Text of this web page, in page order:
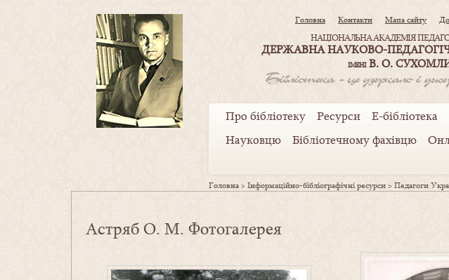
Головна Контакти Мапа сайту
НАЦІОНАЛЬНА АКАДЕМІЯ
ДЕРЖАВНА НАУКОВО-
ІМЕНІВ. О.
Про бібліотеку Ресурси Е-бібліотека
Науковцю
Бібліотечному фахівцю
Головна >Інформаційно-бібліографічні ресурси >Педагоги
Астряб О. М. Фотогалерея